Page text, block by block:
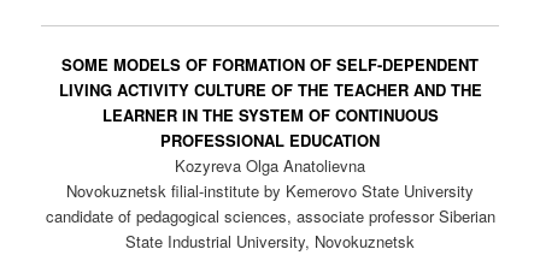
SOME MODELS OF FORMATION OF SELF-DEPENDENT
LIVING ACTIVITY CULTURE OF THE TEACHER AND THE
LEARNER IN THE SYSTEM OF CONTINUOUS
PROFESSIONAL EDUCATION
Kozyreva Olga Anatolievna
Novokuznetsk filial-institute by Kemerovo State University
candidate of pedagogical sciences, associate professor Siberian
State Industrial University, Novokuznetsk